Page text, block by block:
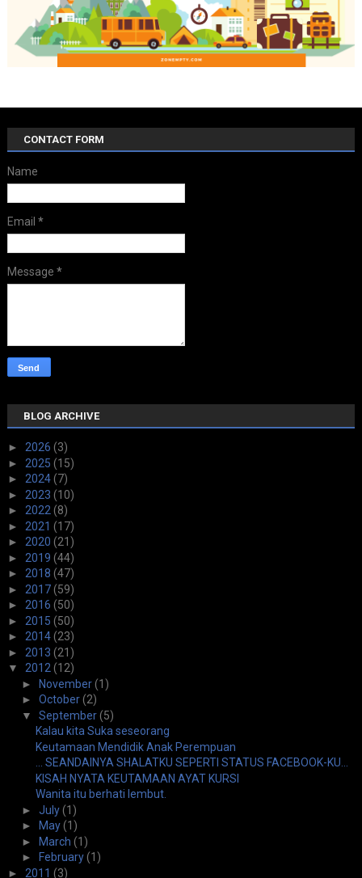
CONTACT FORM
Name
Email *
Message *
BLOG ARCHIVE
► 2026 (3)
► 2025 (15)
► 2024(7)
► 2023 (10)
► 2022 (8)
► 2021 (17)
► 2020 (21)
► 2019 (44)
► 2018 (47)
► 2017(59)
► 2016 (50)
► 2015 (50)
► 2014(23)
► 2013 (21)
▼ 2012 (12)
► November(1)
► October(2)
▼ September(5)
Kalau kita Suka seseorang
Keutamaan Mendidik Anak Perempuan
... SEANDAINYA SHALATKU SEPERTI STATUS FACEBOOK-KU...
KISAH NYATA KEUTAMAAN AYAT KURSI
Wanita itu berhati lembut.
► July(1)
►
May(1)
► March (1)
►
February(1)
► 2011 (3)